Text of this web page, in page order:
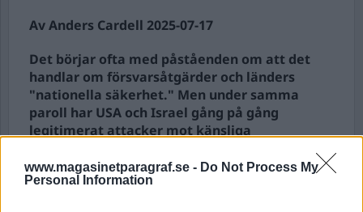
www.magasinetparagraf.se - Do Not Process My
Personal Information
Av Anders Cardell 2025-07-17
Det börjar ofta med påståenden om att det
handlar om försvarsåtgärder och länders
"nationella säkerhet." Men under samma
paroll har USA och Israel gång på gång
legitimerat attacker mot känsliga
till misstänkta mål i Syrien.